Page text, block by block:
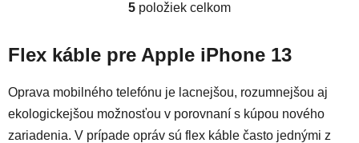
Ovládacie prvky výpisu
5 položiek celkom
Flex káble pre Apple iPhone 13
Oprava mobilného telefónu je lacnejšou, rozumnejšou aj
ekologickejšou možnosťou v porovnaní s kúpou nového
zariadenia. V prípade opráv sú flex káble často jednými z